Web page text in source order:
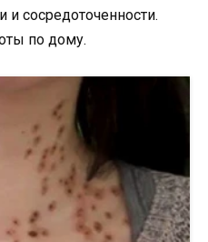
сосредоточенности.
по дому.